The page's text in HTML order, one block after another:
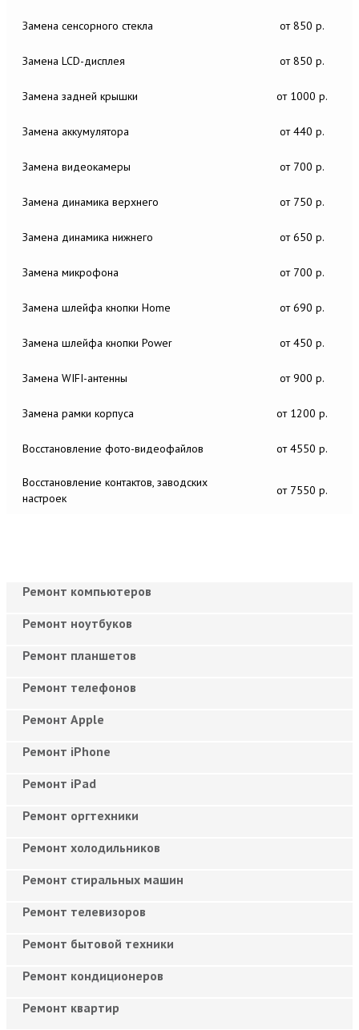
Замена сенсорного стекла от 850 р.
Замена LCD-дисплея от 850 р.
Замена задней крышки от 1000 р.
Замена аккумулятора от 440 р.
Замена видеокамеры от 700 р.
Замена динамика верхнего от 750 р.
Замена динамика нижнего от 650 р.
Замена микрофона от 700 р.
Замена шлейфа кнопки Home от 690 р.
Замена шлейфа кнопки Power от 450 р.
Замена WIFI-антенны от 900 р.
Замена рамки корпуса от 1200 р.
Восстановление фото-видеофайлов от 4550 р.
Восстановление контактов, заводских
настроек
от 7550 р.
Ремонт компьютеров
Ремонт ноутбуков
Ремонт планшетов
Ремонт телефонов
Ремонт Apple
Ремонт iPhone
Ремонт iPad
Ремонт оргтехники
Ремонт холодильников
Ремонт стиральных машин
Ремонт телевизоров
Ремонт бытовой техники
Ремонт кондиционеров
Ремонт квартир